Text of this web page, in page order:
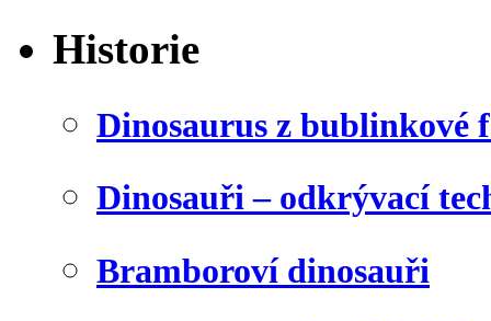
Historie
Dinosaurus z bublinkové
Dinosauři – odkrývací
Bramboroví dinosauři